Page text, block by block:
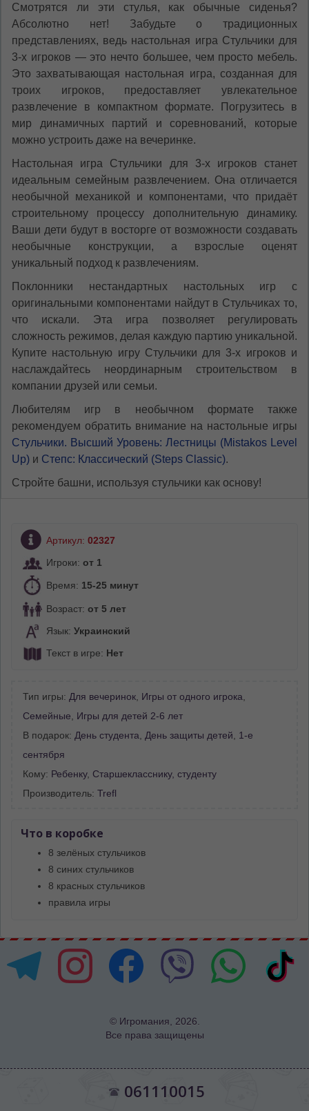
Смотрятся ли эти стулья, как обычные сиденья?
Абсолютно нет! Забудьте о традиционных
представлениях, ведь настольная игра Стульчики для
3-х игроков — это нечто большее, чем просто мебель.
Это захватывающая настольная игра, созданная для
троих игроков, предоставляет увлекательное
развлечение в компактном формате. Погрузитесь в
мир динамичных партий и соревнований, которые
можно устроить даже на вечеринке.
Настольная игра Стульчики для 3-х игроков станет
идеальным семейным развлечением. Она отличается
необычной механикой и компонентами, что придаёт
строительному процессу дополнительную динамику.
Ваши дети будут в восторге от возможности создавать
необычные конструкции, а взрослые оценят
уникальный подход к развлечениям.
Поклонники нестандартных настольных игр с
оригинальными компонентами найдут в Стульчиках то,
что искали. Эта игра позволяет регулировать
сложность режимов, делая каждую партию уникальной.
Купите настольную игру Стульчики для 3-х игроков и
наслаждайтесь неординарным строительством в
компании друзей или семьи.
Любителям игр в необычном формате также
рекомендуем обратить внимание на настольные игры
Стульчики. Высший Уровень: Лестницы (Mistakos Level
Up) и Степс: Классический (Steps Classic).
Стройте башни, используя стульчики как основу!
Артикул: 02327
Игроки: от 1
Время: 15-25 минут
Возраст: от 5 лет
Язык: Украинский
Текст в игре: Нет
Тип игры: Для вечеринок Игры от одного игрока
Семейные
Игры для детей 2-6 лет
В подарок: День студента День защиты детей
1-е
сентября
Кому: Ребенку, Старшекласснику, студенту
Производитель: Trefl
Что в коробке
8 зелёных стульчиков
8 синих стульчиков
8 красных стульчиков
правила игры
© Игромания, 2026.
Все права защищены
061110015